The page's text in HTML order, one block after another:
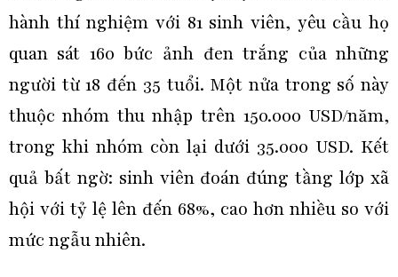
hành thí nghiệm với 81 sinh viên, yêu cầu họ
quan sát 160 bức ảnh đen trắng của những
người từ 18 đến 35 tuổi. Một nửa trong số này
thuộc nhóm thu nhập trên 150.000 USD/năm,
trong khi nhóm còn lại dưới 35.000 USD. Kết
quả bất ngờ: sinh viên đoán đúng tầng lớp xã
hội với tỷ lệ lên đến 68%, cao hơn nhiều so với
mức ngẫu nhiên.